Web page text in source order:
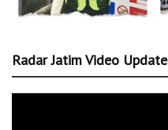
Radar Jatim Video Update